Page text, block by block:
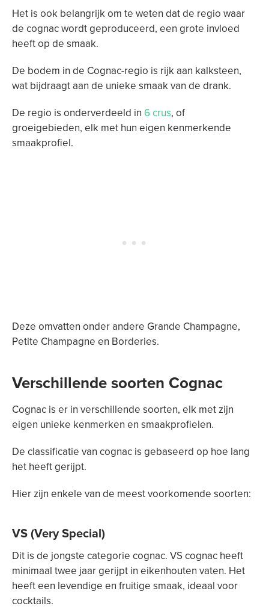
Het is ook belangrijk om te weten dat de regio waar
de cognac wordt geproduceerd, een grote invloed
heeft op de smaak.
De bodem in de Cognac-regio is rijk aan kalksteen,
wat bijdraagt aan de unieke smaak van de drank.
De regio is onderverdeeld in 6 crus, of
groeigebieden, elk met hun eigen kenmerkende
smaakprofiel.
Deze omvatten onder andere Grande Champagne,
Petite Champagne en Borderies.
Verschillende soorten Cognac
Cognac is er in verschillende soorten, elk met zijn
eigen unieke kenmerken en smaakprofielen.
De classificatie van cognac is gebaseerd op hoe lang
het heeft gerijpt.
Hier zijn enkele van de meest voorkomende soorten:
VS (Very Special)
Dit is de jongste categorie cognac. VS cognac heeft
minimaal twee jaar gerijpt in eikenhouten vaten. Het
heeft een levendige en fruitige smaak, ideaal voor
cocktails.